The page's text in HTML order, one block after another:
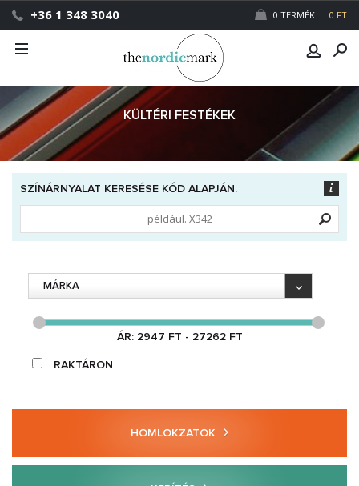
+36 1 348 3040 0 TERMÉK 0 FT
KÜLTÉRI FESTÉKEK
SZÍNÁRNYALAT KERESÉSE KÓD ALAPJÁN.
RAKTÁRON
MÁRKA
ÁR: 2947 FT - 27262 FT
HOMLOKZATOK